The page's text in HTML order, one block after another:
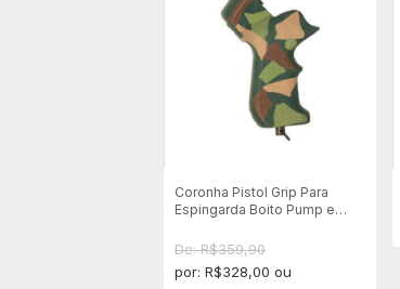
Coronha Pistol Grip Para
Espingarda Boito Pump e
De: R$359,90
por: R$328,00 ou